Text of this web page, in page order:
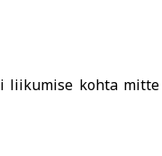
kohta mitte